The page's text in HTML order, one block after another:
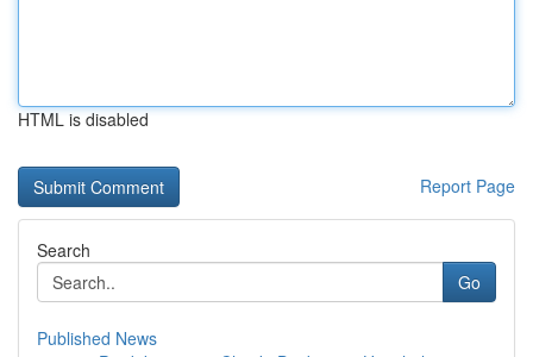
HTML is disabled
Report Page
Search
Go
Published News